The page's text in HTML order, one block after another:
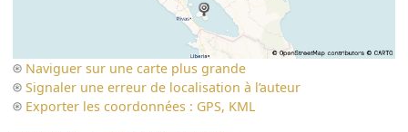
Naviguer sur une carte plus grande
Signaler une erreur de localisation à l’auteur
Exporter les coordonnées : GPS, KML